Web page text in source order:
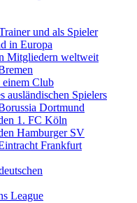
und als Spieler
in Europa
Mitgliedern weltweit
Club
ausländischen Spielers
Dortmund
1. FC Köln
Hamburger SV
Frankfurt
League